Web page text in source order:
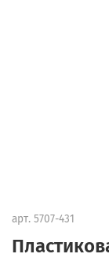
арт. 5707-431